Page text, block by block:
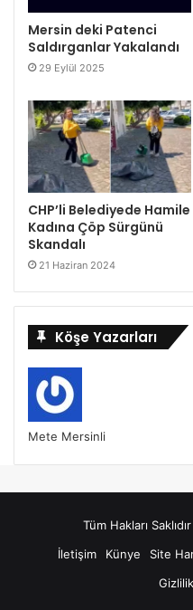
Mersin deki Patenci
Saldırganlar Yakalandı
29 Eylül 2025
CHP’li Belediyede Hamile
Kadına Çöp Sürgünü
Skandalı
21 Haziran 2024
Köşe Yazarları
Mete Mersinli
Tüm Hakları
İletişim
Künye Site